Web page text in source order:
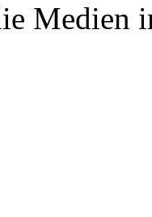
Medien